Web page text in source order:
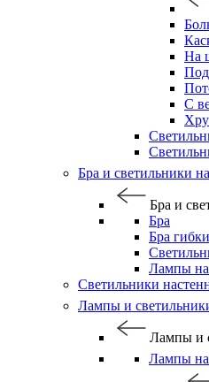
На
С
Бра и светильники
Бра и
Бра
Бра
Лампы
Светильники
Лампы и
Лампы и
Лампы